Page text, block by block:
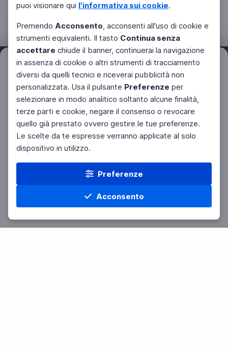
puoi visionare qui l'informativa sui cookie.
Premendo Acconsento, acconsenti all'uso di cookie e
strumenti equivalenti. Il tasto Continua senza
accettare chiude il banner, continuerai la navigazione
in assenza di cookie o altri strumenti di tracciamento
diversi da quelli tecnici e riceverai pubblicità non
personalizzata. Usa il pulsante Preferenze per
selezionare in modo analitico soltanto alcune finalità,
terze parti e cookie, negare il consenso o revocare
quello già prestato ovvero gestire le tue preferenze.
Le scelte da te espresse verranno applicate al solo
dispositivo in utilizzo.
Preferenze
Acconsento
Home Materie Cerca Menu
Filtri
Facebook Twitter Instagram